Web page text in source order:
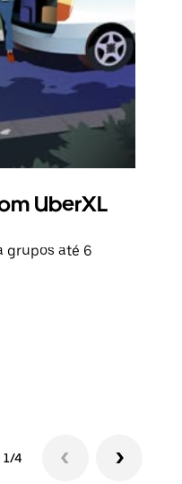
UberXL
grupos até 6
1/4